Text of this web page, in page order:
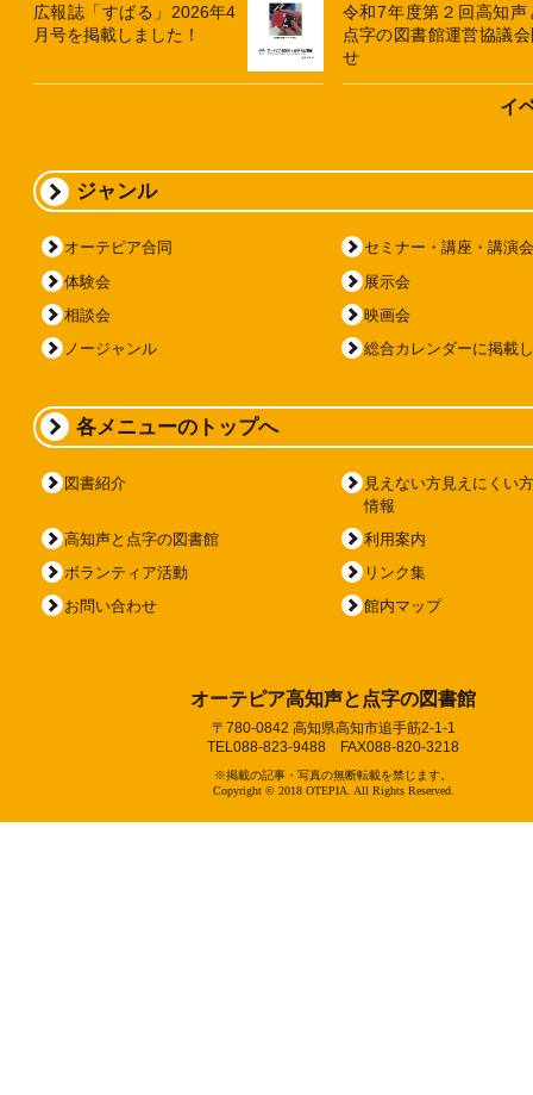
広報誌「すばる」2026年4
月号を掲載しました！
令和7年度第２回高知声
点字の図書館運営協議
せ
イ
ジャンル
オーテピア合同
セミナー・講座・講演会
体験会
展示会
相談会
映画会
ノージャンル
総合カレンダーに掲載
各メニューのトップへ
図書紹介
見えない方見えにくい
情報
高知声と点字の図書館
利用案内
ボランティア活動
リンク集
お問い合わせ
館内マップ
オーテピア高知声と点字の図書館
〒780-0842 高知県高知市追手筋2-1-1
TEL088-823-9488 FAX088-820-3218
※掲載の記事・写真の無断転載を禁じます。
Copyright © 2018 OTEPIA. All Rights Reserved.